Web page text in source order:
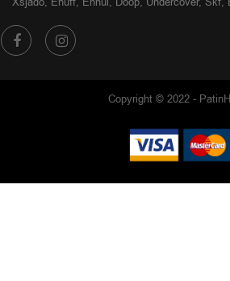
Copyright © 2022 -